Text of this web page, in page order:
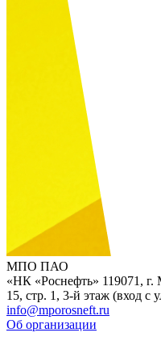
МПО ПАО
«НК «Роснефть» 119071,
15, стр. 1, 3-й этаж (вход с
info@mporosneft.ru
Об организации